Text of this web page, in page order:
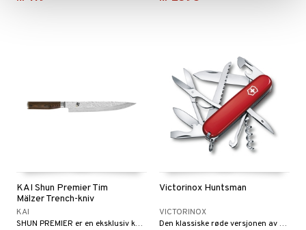
KAI Shun Premier Tim
Mälzer Trench-kniv
KAI
SHUN PREMIER er en eksklusiv knivserie fra KAI og et ekte stykke håndverk.
Victorinox Huntsman
VICTORINOX
Den klassiske røde versjonen av Huntsman, som er en av de mest kjente og populære modellene. Det er den første modellen i størrelsen 91 mm som har både saks og sag.